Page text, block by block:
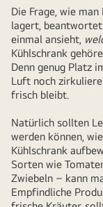
Die Frage, wie
lagert, beantwortet
einmal ansieht,
Kühlschrank
Denn genug Platz
Luft noch
frisch bleibt.
Natürlich sollten
werden können,
Kühlschrank
Sorten wie
Zwiebeln – kann
Empfindliche